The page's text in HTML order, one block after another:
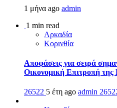
1 μήνα ago admin
1 min read
Αρκαδία
Κορινθία
Αποφάσεις για σειρά
Οικονομική Επιτροπή της
26522 5 έτη ago admin